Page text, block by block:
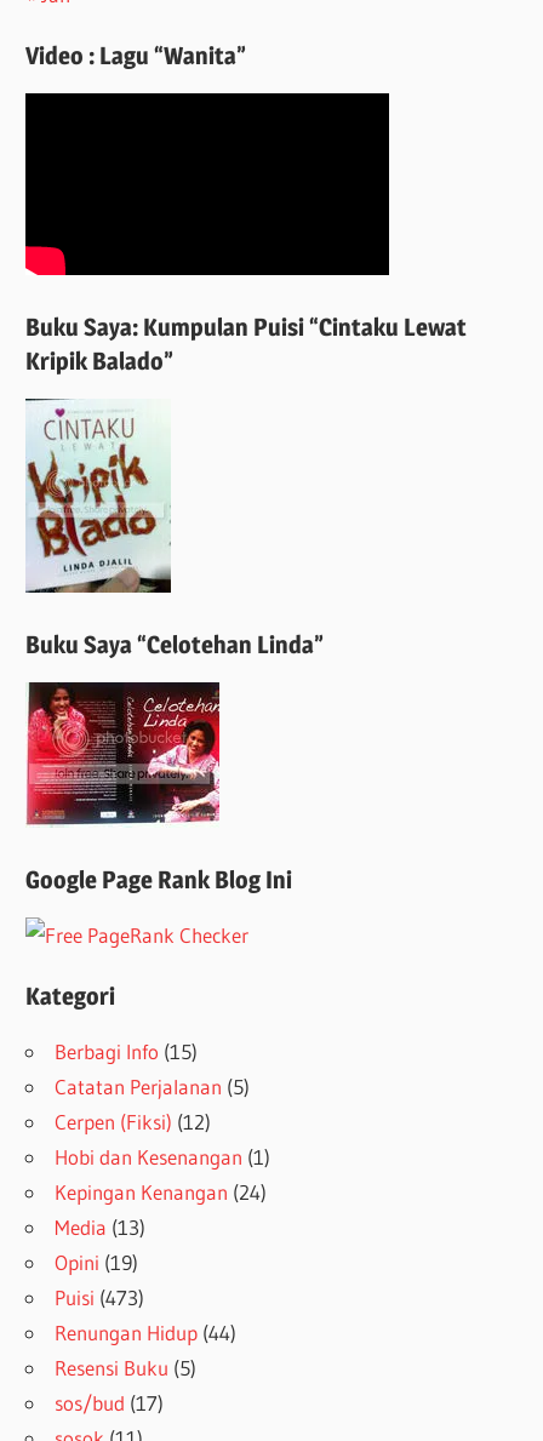
Video : Lagu “Wanita”
Buku Saya: Kumpulan Puisi “Cintaku Lewat
Kripik Balado”
Buku Saya “Celotehan Linda”
Google Page Rank Blog Ini
Kategori
Berbagi Info (15)
Catatan Perjalanan (5)
Cerpen (Fiksi) (12)
Hobi dan Kesenangan (1)
Kepingan Kenangan (24)
Media (13)
Opini (19)
Puisi (473)
Renungan Hidup (44)
Resensi Buku (5)
sos/bud (17)